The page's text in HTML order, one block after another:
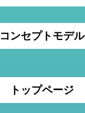
コンセプトモデル
トップページ